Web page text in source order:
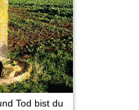
Gutenachtgeschichte
Tod bist du